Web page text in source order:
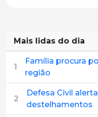
Mais lidas do dia
1
Família procura
região
2
Defesa Civil
destelhamentos